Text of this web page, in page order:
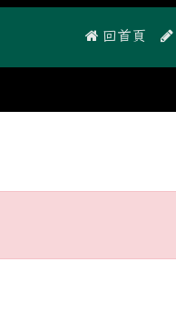
 回首頁